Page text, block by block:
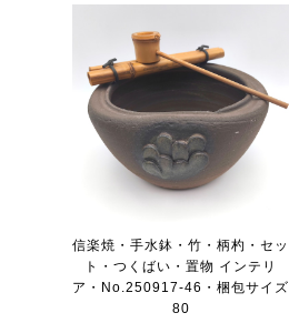
信楽焼・手水鉢・竹・柄杓・セッ
ト・つくばい・置物 インテリ
ア・No.250917-46・梱包サイズ
80